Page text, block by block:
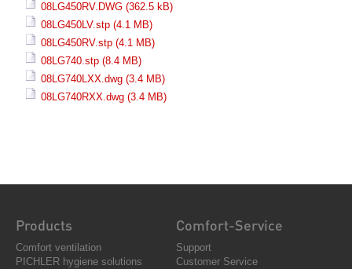
08LG450RV.DWG (362.5 kB)
08LG450LV.stp (4.1 MB)
08LG450RV.stp (4.1 MB)
08LG740.stp (8.4 MB)
08LG740LXX.dwg (3.4 MB)
08LG740RXX.dwg (3.4 MB)
Products
Comfort ventilation
PICHLER hygiene solutions
Comfort-Service
Support
Customer Service